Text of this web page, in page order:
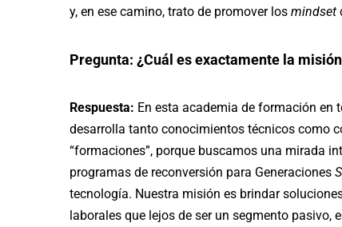
y, en ese camino, trato de promover los mindset
Pregunta: ¿Cuál es exactamente la
Respuesta: En esta academia de formación en
desarrolla tanto conocimientos técnicos como
“formaciones”, porque buscamos una mirada
programas de reconversión para Generaciones
tecnología. Nuestra misión es brindar
laborales que lejos de ser un segmento